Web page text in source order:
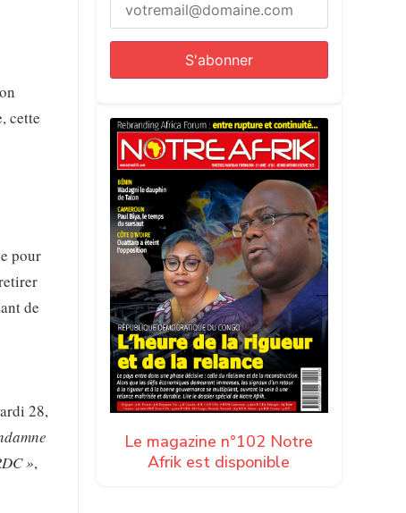
cette
pour
de
28,
»,
Le magazine n°102 Notre
Afrik est disponible